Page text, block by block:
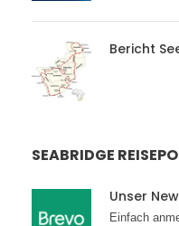
Bericht
SEABRIDGE
Unser
Einfach